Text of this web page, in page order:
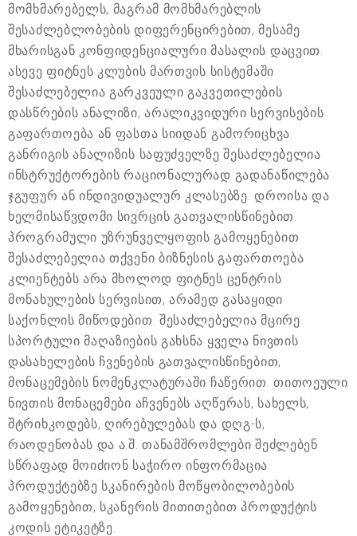
მომხმარებელს, მაგრამ მომხმარებლის
შესაძლებლობების დიფერენცირებით, მესამე
მხარისგან კონფიდენციალური მასალის დაცვით.
ასევე ფიტნეს კლუბის მართვის სისტემაში
შესაძლებელია გარკვეული გაკვეთილების
დასწრების ანალიზი, არალიკვიდური სერვისების
გაფართოება ან ფასთა სიიდან გამორიცხვა.
განრიგის ანალიზის საფუძველზე შესაძლებელია
ინსტრუქტორების რაციონალურად გადანაწილება
ჯგუფურ ან ინდივიდუალურ კლასებზე. დროისა და
ხელმისაწვდომი სივრცის გათვალისწინებით.
პროგრამული უზრუნველყოფის გამოყენებით
შესაძლებელია თქვენი ბიზნესის გაფართოება
კლიენტებს არა მხოლოდ ფიტნეს ცენტრის
მონახულების სერვისით, არამედ გასაყიდი
საქონლის მიწოდებით. შესაძლებელია მცირე
სპორტული მაღაზიების გახსნა ყველა ნივთის
დასახელების ჩვენების გათვალისწინებით,
მონაცემების ნომენკლატურაში ჩაწერით. თითოეული
ნივთის მონაცემები აჩვენებს აღწერას, სახელს,
შტრიხკოდებს, ღირებულებას და დღგ-ს,
რაოდენობას და ა.შ. თანამშრომლები შეძლებენ
სწრაფად მოიძიონ საჭირო ინფორმაცია
პროდუქტებზე სკანირების მოწყობილობების
გამოყენებით, სკანერის მითითებით პროდუქტის
კოდის ეტიკეტზე.